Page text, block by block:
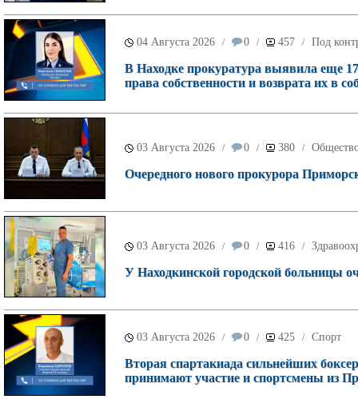
04 Августа 2026 / 0 / 457 / Под
В Находке прокуратура выявила еще
права собственности и возврата их в
03 Августа 2026 / 0 / 380 /
Очередного нового прокурора
03 Августа 2026 / 0 / 416 /
У Находкинской городской больницы
03 Августа 2026 / 0 / 425 / Спорт
Вторая спартакиада сильнейших
принимают участие и спортсмены из